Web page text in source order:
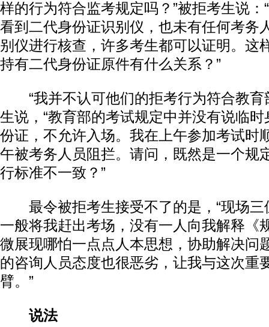
样的行为符合监考规定吗？”被拒考生说：
看到二代身份证识别仪，也未有任何考务
别仪进行核查，许多考生都可以证明。这
持有二代身份证原件有什么关系？”
“我并不认可他们的拒考行为符合教育
生说，“教育部的考试规定中并没有说临
份证，不允许入场。我在上午参加考试时
午被考务人员阻拦。请问，既然是一个规
行标准不一致？”
最令被拒考生接受不了的是，“现场三
一般将我赶出考场，没有一人向我解释《
微展现哪怕一点点人本思想，协助解决问
的咨询人员态度也很恶劣，让我与这次重
臂。”
说法